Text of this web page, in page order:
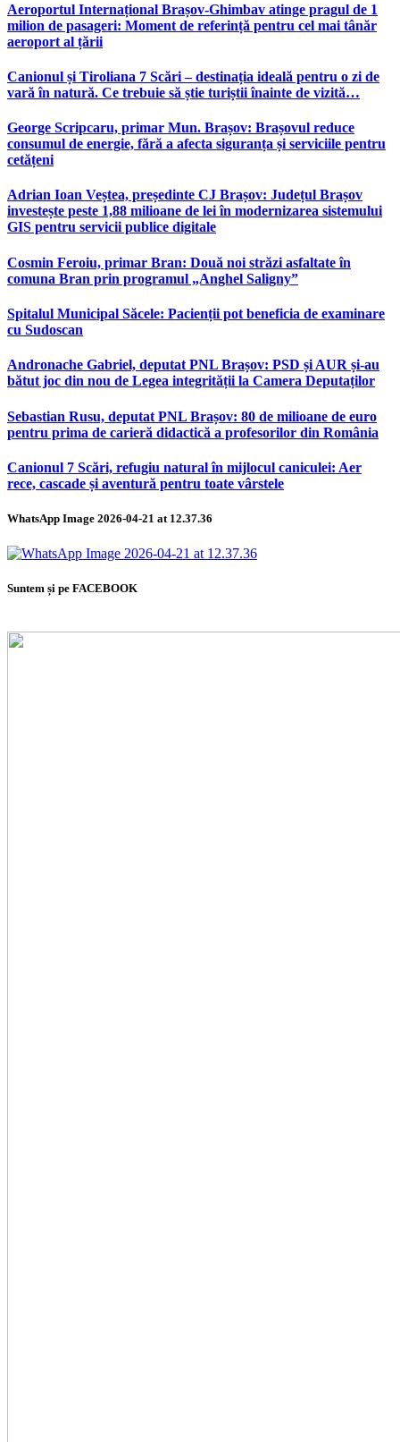
Aeroportul Internațional Brașov‑Ghimbav atinge pragul de 1
milion de pasageri: Moment de referință pentru cel mai tânăr
aeroport al țării
Canionul și Tiroliana 7 Scări – destinația ideală pentru o zi de
vară în natură. Ce trebuie să știe turiștii înainte de vizită…
George Scripcaru, primar Mun. Brașov: Brașovul reduce
consumul de energie, fără a afecta siguranța și serviciile pentru
cetățeni
Adrian Ioan Veștea, președinte CJ Brașov: Județul Brașov
investește peste 1,88 milioane de lei în modernizarea sistemului
GIS pentru servicii publice digitale
Cosmin Feroiu, primar Bran: Două noi străzi asfaltate în
comuna Bran prin programul „Anghel Saligny”
Spitalul Municipal Săcele: Pacienții pot beneficia de examinare
cu Sudoscan
Andronache Gabriel, deputat PNL Brașov: PSD și AUR și-au
bătut joc din nou de Legea integrității la Camera Deputaților
Sebastian Rusu, deputat PNL Brașov: 80 de milioane de euro
pentru prima de carieră didactică a profesorilor din România
Canionul 7 Scări, refugiu natural în mijlocul caniculei: Aer
rece, cascade și aventură pentru toate vârstele
WhatsApp Image 2026-04-21 at 12.37.36
Suntem și pe FACEBOOK